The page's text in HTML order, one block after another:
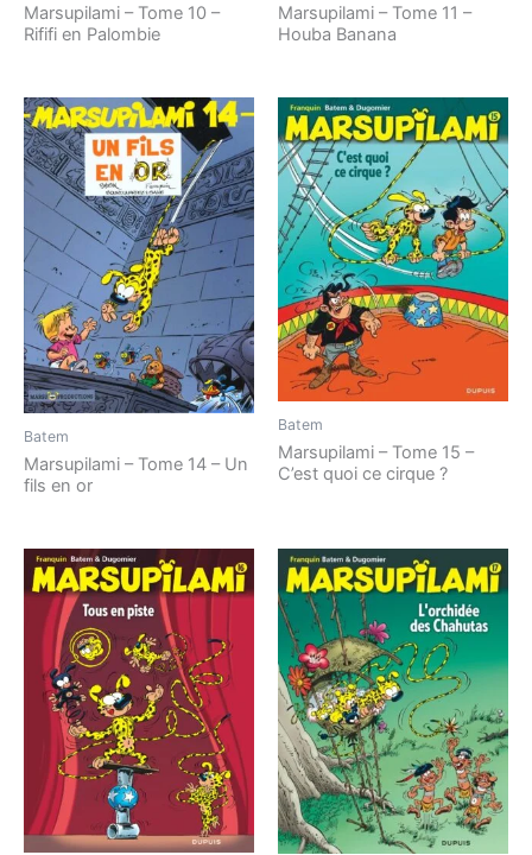
Marsupilami – Tome 10 –
Rififi en Palombie
Marsupilami – Tome 11 –
Houba Banana
Batem
Marsupilami – Tome 14 – Un
fils en or
Batem
Marsupilami – Tome 15 –
C’est quoi ce cirque ?